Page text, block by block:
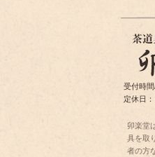
受付時
定休日
卯楽堂
具を取
者の方